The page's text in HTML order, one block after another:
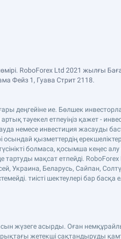
RoboForex Ltd 2021 жылғы
Фейз 1, Гуава Стрит 2118.
деңгейіне ие. Бөлшек
тәуекел етпеуіңіз қажет -
немесе инвестиция жасауды
осындай қызметтердің
болмаса, қосымша кеңес алу
мақсат етпейді. RoboForex
Украина, Беларусь, Сайпан,
тиісті шектеулері бар басқа
жүзеге асырды. Оған
жетекші сақтандыруды